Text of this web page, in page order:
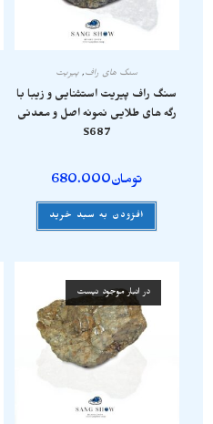
سنگ های راف, پیریت
سنگ راف پیریت استثنایی و زیبا با
رگه های طلایی نمونه اصل و معدنی
S687
تومان680.000
افزودن به سبد خرید
در انبار موجود نیست